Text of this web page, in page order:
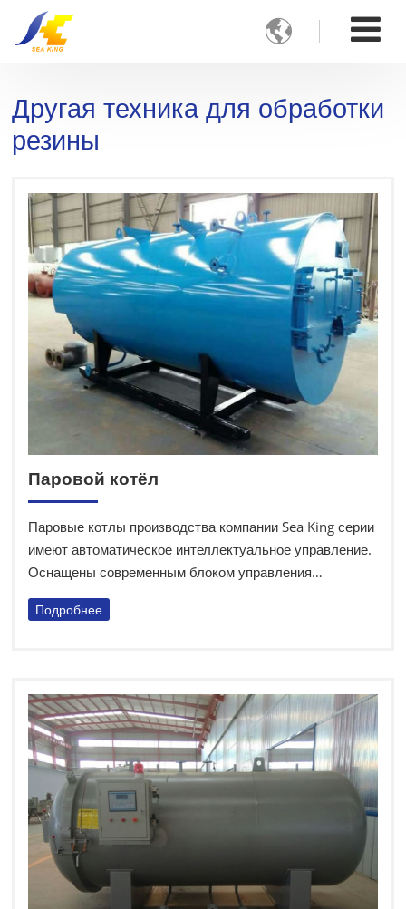

Другая техника для обработки
резины
Паровой котёл
Паровые котлы производства компании Sea King серии
имеют автоматическое интеллектуальное управление.
Оснащены современным блоком управления
(основные компоненты импортные, PLC или LED),
клапанами и насосом высококачественных марок и
Подробнее